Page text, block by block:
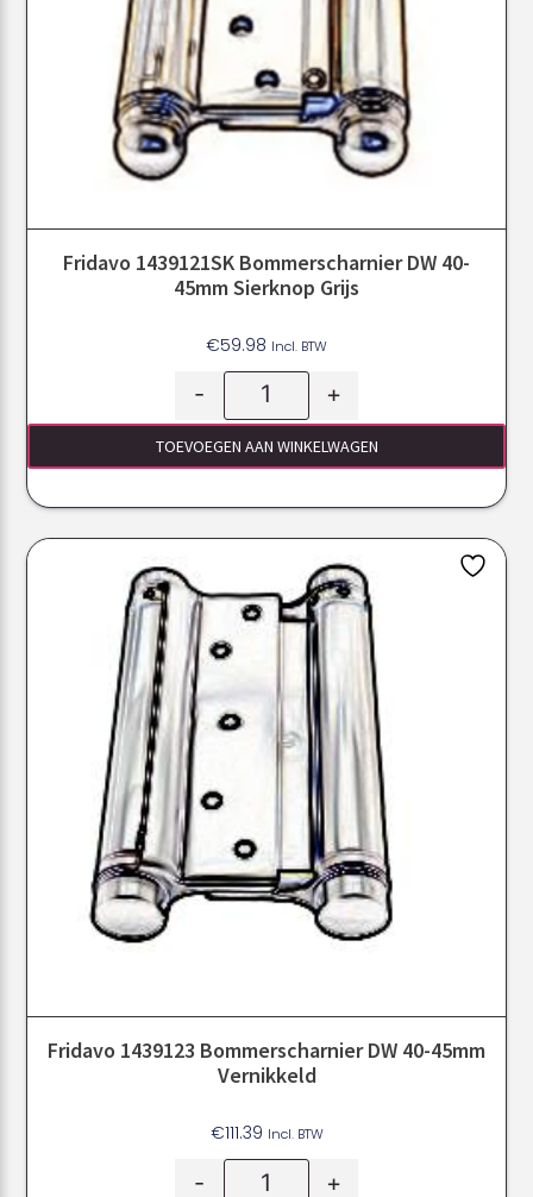
Fridavo 1439121SK Bommerscharnier DW 40-
45mm Sierknop Grijs
€59.98 Incl. BTW
- +
TOEVOEGEN AAN WINKELWAGEN
Fridavo 1439123 Bommerscharnier DW 40-45mm
Vernikkeld
€111.39 Incl. BTW
- +